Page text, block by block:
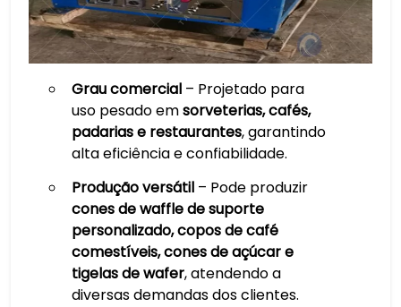
Grau comercial– Projetado para
uso pesado emsorveterias, cafés,
padarias e restaurantes, garantindo
alta eficiência e confiabilidade.
Produção versátil– Pode produzir
cones de waffle de suporte
personalizado, copos de café
comestíveis, cones de açúcar e
tigelas de wafer, atendendo a
diversas demandas dos clientes.